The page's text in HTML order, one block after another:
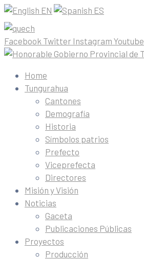
EN ES
Facebook Twitter Instagram Youtube
Home
Tungurahua
Cantones
Demografía
Historia
Símbolos patrios
Prefecto
Viceprefecta
Directores
Misión y Visión
Noticias
Gaceta
Publicaciones Públicas
Proyectos
Producción